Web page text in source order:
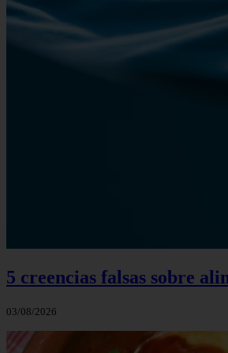
5 creencias falsas sobre
03/08/2026